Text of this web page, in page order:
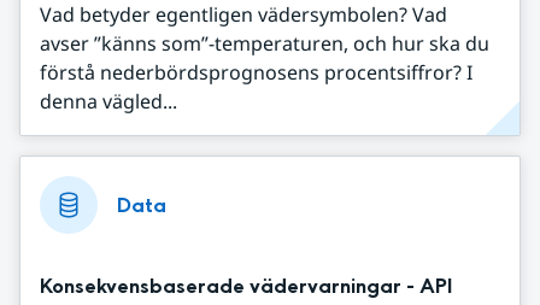
Vad betyder egentligen vädersymbolen? Vad
avser ”känns som”-temperaturen, och hur ska du
förstå nederbördsprognosens procentsiffror? I
denna vägled...
Data
Konsekvensbaserade vädervarningar - API